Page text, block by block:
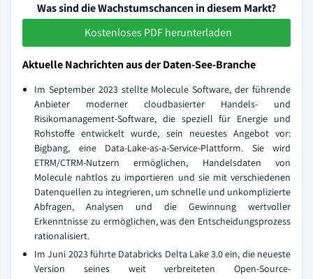
Was sind die Wachstumschancen in diesem Markt?
Kostenloses PDF herunterladen
Aktuelle Nachrichten aus der Daten-See-Branche
Im September 2023 stellte Molecule Software, der führende
Anbieter moderner cloudbasierter Handels- und
Risikomanagement-Software, die speziell für Energie und
Rohstoffe entwickelt wurde, sein neuestes Angebot vor:
Bigbang, eine Data-Lake-as-a-Service-Plattform. Sie wird
ETRM/CTRM-Nutzern ermöglichen, Handelsdaten von
Molecule nahtlos zu importieren und sie mit verschiedenen
Datenquellen zu integrieren, um schnelle und unkomplizierte
Abfragen, Analysen und die Gewinnung wertvoller
Erkenntnisse zu ermöglichen, was den Entscheidungsprozess
rationalisiert.
Im Juni 2023 führte Databricks Delta Lake 3.0 ein, die neueste
Version seines weit verbreiteten Open-Source-